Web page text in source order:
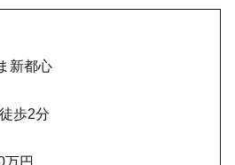
新都心
歩2分
万円